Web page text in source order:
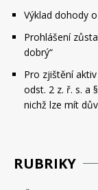
Výklad dohody
Prohlášení
dobrý“
Pro zjištění
odst. 2 z. ř. s. a
nichž lze mít
RUBRIKY